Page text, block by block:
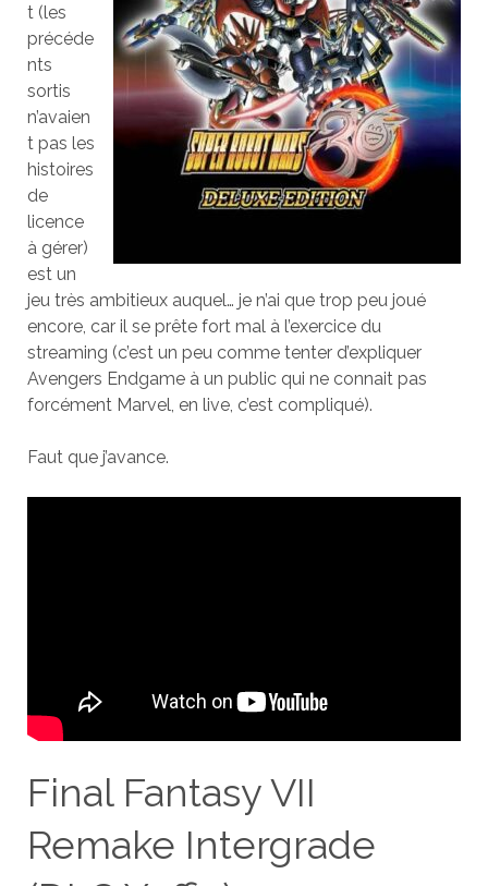
t (les
précéde
nts
sortis
n’avaien
t pas les
histoires
de
licence
à gérer)
est un
jeu très ambitieux auquel… je n’ai que trop peu joué
encore, car il se prête fort mal à l’exercice du
streaming (c’est un peu comme tenter d’expliquer
Avengers Endgame à un public qui ne connait pas
forcément Marvel, en live, c’est compliqué).
Faut que j’avance.
Final Fantasy VII
Remake Intergrade